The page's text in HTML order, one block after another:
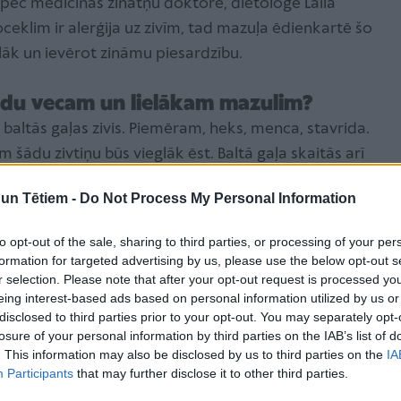
Tētiem - Do Not Process My Personal Information
opt-out of the sale, sharing to third parties, or processing of your
for targeted advertising by us, please use the below opt-out
selection. Please note that after your opt-out request is processed
interest-based ads based on personal information utilized by us
to third parties prior to your opt-out. You may separately
of your personal information by third parties on the IAB’s list of
This information may also be disclosed by us to third parties on the
Participants that may further disclose it to other third parties.
medicīnas zinātņu doktore, dietoloģe Laila
ir alerģija uz zivīm, tad mazuļa ēdienkartē šo
un ievērot zināmu piesardzību.
vecam un lielākam mazulim?
gaļas zivis. Piemēram, heks, menca, stavrida.
šādu zivtiņu būs vieglāk ēst. Baltā gaļa skaitās arī
ka tā visas tirgot gan ir atļauts un to
dienests, tomēr zināmu piesardzību vajadzētu
labi uzsūc apkārtējas vides nelabvēlīgās vielas –
bērniem neiesaka lietot zobenzivi, haizivi,
jeb tilefish, kā arī lielos tunčus. Mazāk kaitīgās
lasis un sams.